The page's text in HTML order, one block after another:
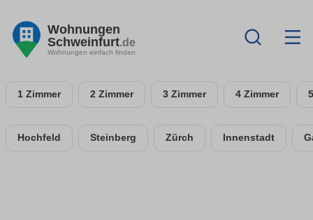
Wohnungen
Schweinfurt.de
Wohnungen einfach finden
1 Zimmer 2 Zimmer 3 Zimmer 4 Zimmer
Hochfeld Steinberg Zürch Innenstadt